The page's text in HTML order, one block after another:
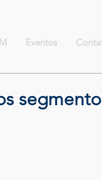
Eventos